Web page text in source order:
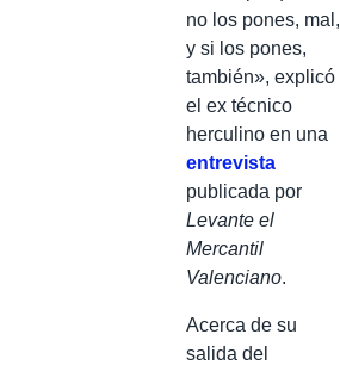
no los pones, mal,
y si los pones,
también», explicó
el ex técnico
herculino en una
entrevista
publicada por
Levante el
Mercantil
Valenciano.
Acerca de su
salida del